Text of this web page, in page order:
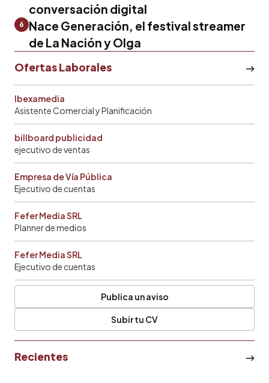
conversación digital
6
Nace Generación, el festival streamer
de La Nación y Olga
Ofertas Laborales
Ibexamedia
Asistente Comercial y Planificación
billboard publicidad
ejecutivo de ventas
Empresa de Vía Pública
Ejecutivo de cuentas
Fefer Media SRL
Planner de medios
Fefer Media SRL
Ejecutivo de cuentas
Publica un aviso
Subir tu CV
Recientes